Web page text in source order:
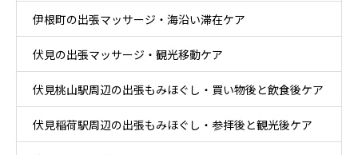
伊根町の出張マッサージ・海沿い滞在ケア
伏見の出張マッサージ・観光移動ケア
伏見桃山駅周辺の出張もみほぐし・買い物後と飲食後ケア
伏見稲荷駅周辺の出張もみほぐし・参拝後と観光後ケア